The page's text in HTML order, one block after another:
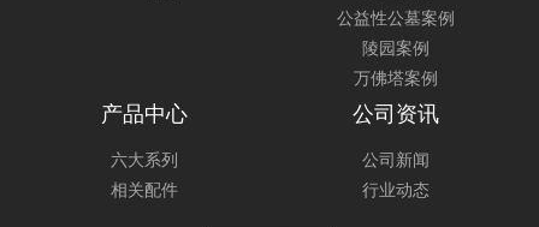
公益性公墓案例
陵园案例
万佛塔案例
产品中心
六大系列
相关配件
公司资讯
公司新闻
行业动态